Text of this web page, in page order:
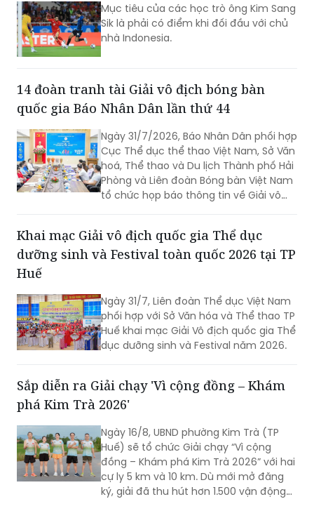
Mục tiêu của các học trò ông Kim Sang
Sik là phải có điểm khi đối đầu với chủ
nhà Indonesia.
14 đoàn tranh tài Giải vô địch bóng bàn
quốc gia Báo Nhân Dân lần thứ 44
Ngày 31/7/2026, Báo Nhân Dân phối hợp
Cục Thể dục thể thao Việt Nam, Sở Văn
hoá, Thể thao và Du lịch Thành phố Hải
Phòng và Liên đoàn Bóng bàn Việt Nam
tổ chức họp báo thông tin về Giải vô
năm 2026.
Khai mạc Giải vô địch quốc gia Thể dục
dưỡng sinh và Festival toàn quốc 2026 tại TP
Huế
Ngày 31/7, Liên đoàn Thể dục Việt Nam
phối hợp với Sở Văn hóa và Thể thao TP
Huế khai mạc Giải Vô địch quốc gia Thể
dục dưỡng sinh và Festival năm 2026.
Sắp diễn ra Giải chạy 'Vì cộng đồng – Khám
phá Kim Trà 2026'
Ngày 16/8, UBND phường Kim Trà (TP
Huế) sẽ tổ chức Giải chạy “Vì cộng
đồng – Khám phá Kim Trà 2026” với hai
cự ly 5 km và 10 km. Dù mới mở đăng
ký, giải đã thu hút hơn 1.500 vận động